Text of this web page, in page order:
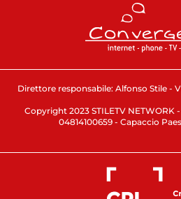
Direttore responsabile: Alfonso Stile -
Copyright 2023 STILETV NETWORK
04814100659 - Capaccio